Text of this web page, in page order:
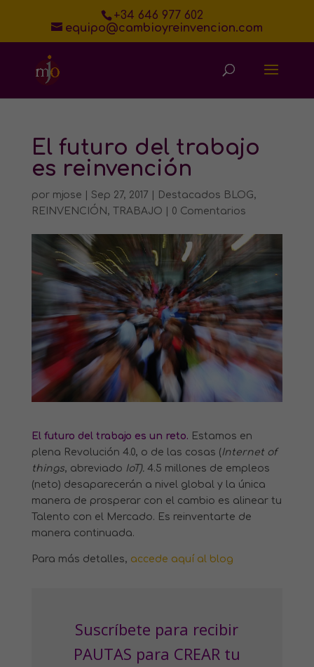
+34 646 977 602
equipo@cambioyreinvencion.com
El futuro del trabajo
es reinvención
por mjose Sep 27, 2017 Destacados BLOG,
REINVENCIÓN , TRABAJO 0 Comentarios
El futuro del trabajo es un reto. Estamos en
plena Revolución 4.0, o de las cosas (Internet of
things, abreviado IoT). 4.5 millones de empleos
(neto) desaparecerán a nivel global y la única
manera de prosperar con el cambio es alinear tu
Talento con el Mercado. Es reinventarte de
manera continuada.
Para más detalles, accede aquí al blog
Suscríbete para recibir
PAUTAS para CREAR tu